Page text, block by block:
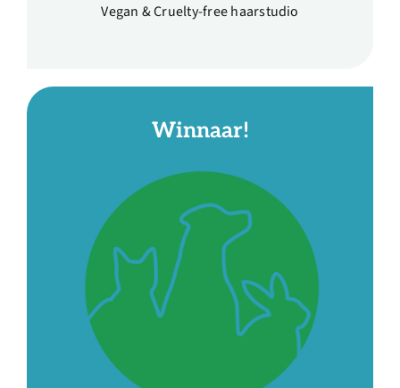
Vegan & Cruelty-free haarstudio
Winnaar!